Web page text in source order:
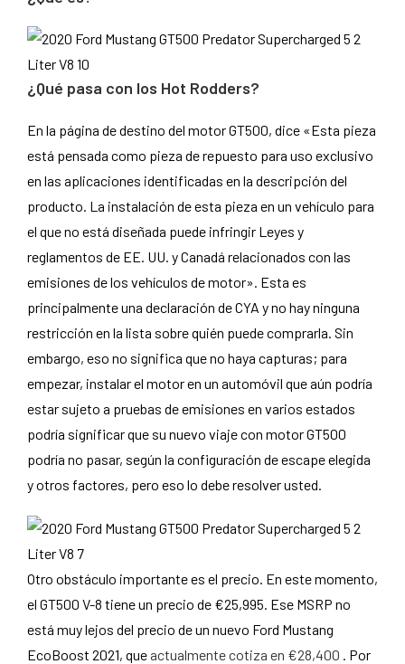
¿Qué pasa con los Hot Rodders?
En la página de destino del motor GT500, dice «Esta pieza
está pensada como pieza de repuesto para uso exclusivo
en las aplicaciones identificadas en la descripción del
producto. La instalación de esta pieza en un vehículo para
el que no está diseñada puede infringir Leyes y
reglamentos de EE. UU. y Canadá relacionados con las
emisiones de los vehículos de motor». Esta es
principalmente una declaración de CYA y no hay ninguna
restricción en la lista sobre quién puede comprarla. Sin
embargo, eso no significa que no haya capturas; para
empezar, instalar el motor en un automóvil que aún podría
estar sujeto a pruebas de emisiones en varios estados
podría significar que su nuevo viaje con motor GT500
podría no pasar, según la configuración de escape elegida
y otros factores, pero eso lo debe resolver usted.
Otro obstáculo importante es el precio. En este momento,
el GT500 V-8 tiene un precio de €25,995. Ese MSRP no
está muy lejos del precio de un nuevo Ford Mustang
EcoBoost 2021, que actualmente cotiza en €28,400 . Por